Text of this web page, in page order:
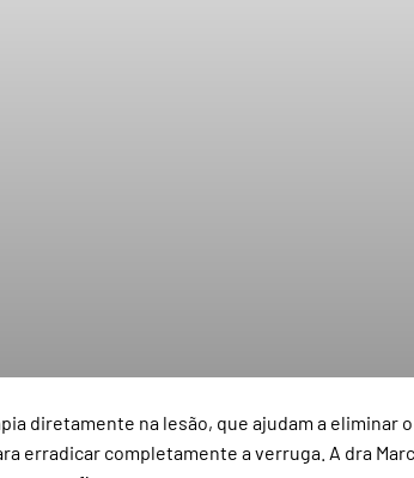
diretamente na lesão, que ajudam a eliminar
erradicar completamente a verruga. A dra